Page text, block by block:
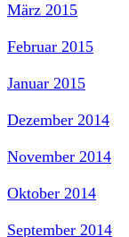
März 2015
Februar 2015
Januar 2015
Dezember 2014
November 2014
Oktober 2014
September 2014